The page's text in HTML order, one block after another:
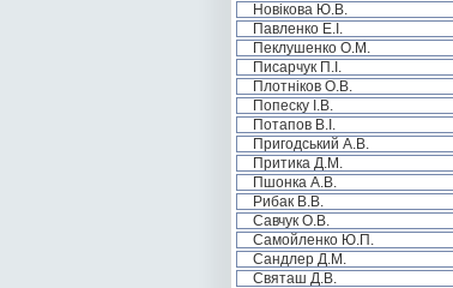
Новікова Ю.В.
Павленко Е.І.
Пеклушенко О.М.
Писарчук П.І.
Плотніков О.В.
Попеску І.В.
Потапов В.І.
Пригодський А.В.
Притика Д.М.
Пшонка А.В.
Рибак В.В.
Савчук О.В.
Самойленко Ю.П.
Сандлер Д.М.
Святаш Д.В.